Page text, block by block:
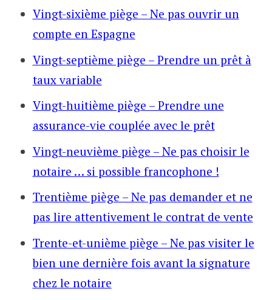
Vingt-sixième piège – Ne pas ouvrir un
compte en Espagne
Vingt-septième piège – Prendre un prêt à
taux variable
Vingt-huitième piège – Prendre une
assurance-vie couplée avec le prêt
Vingt-neuvième piège – Ne pas choisir le
notaire … si possible francophone !
Trentième piège – Ne pas demander et ne
pas lire attentivement le contrat de vente
Trente-et-unième piège – Ne pas visiter le
bien une dernière fois avant la signature
chez le notaire